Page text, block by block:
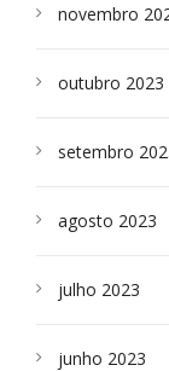
novembro
outubro 2023
setembro
agosto 2023
julho 2023
junho 2023